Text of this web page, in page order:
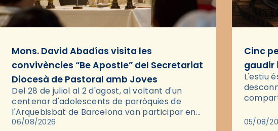
Mons. David Abadías visita les
convivències “Be Apostle” del Secretariat
Diocesà de Pastoral amb Joves
Del 28 de juliol al 2 d'agost, al voltant d'un
centenar d'adolescents de parròquies de
l'Arquebisbat de Barcelona van participar en
les convivències Be Apostle, organitzades pel
06/08/2026
Cinc
gaudir
L'estiu
través
05/08/